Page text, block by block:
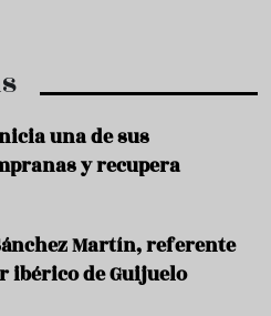
una de sus
y recupera
Martín, referente
ibérico de Guijuelo